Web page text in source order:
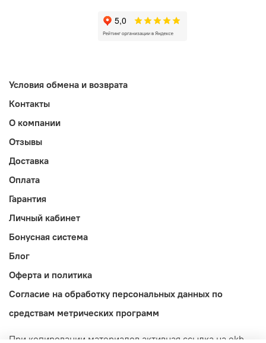
Условия обмена и возврата
Контакты
О компании
Отзывы
Доставка
Оплата
Гарантия
Личный кабинет
Бонусная система
Блог
Оферта и политика
Согласие на обработку персональных данных по
средствам метрических программ
При копировании материалов активная ссылка на ekb-